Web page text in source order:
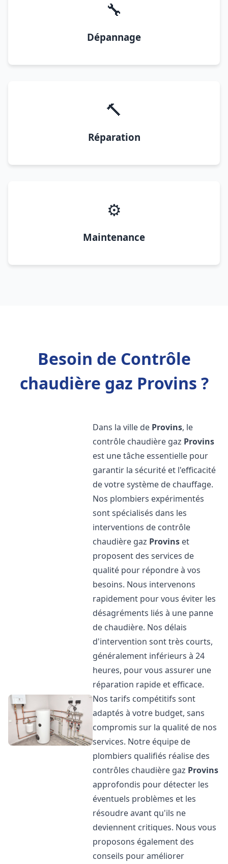
🔧
Dépannage
🔨
Réparation
⚙️
Maintenance
Besoin de Contrôle
chaudière gaz Provins ?
Dans la ville de Provins, le
contrôle chaudière gaz Provins
est une tâche essentielle pour
garantir la sécurité et l'efficacité
de votre système de chauffage.
Nos plombiers expérimentés
sont spécialisés dans les
interventions de contrôle
chaudière gaz Provins et
proposent des services de
qualité pour répondre à vos
besoins. Nous intervenons
rapidement pour vous éviter les
désagréments liés à une panne
de chaudière. Nos délais
d'intervention sont très courts,
généralement inférieurs à 24
heures, pour vous assurer une
réparation rapide et efficace.
Nos tarifs compétitifs sont
adaptés à votre budget, sans
compromis sur la qualité de nos
services. Notre équipe de
plombiers qualifiés réalise des
contrôles chaudière gaz Provins
approfondis pour détecter les
éventuels problèmes et les
résoudre avant qu'ils ne
deviennent critiques. Nous vous
proposons également des
conseils pour améliorer